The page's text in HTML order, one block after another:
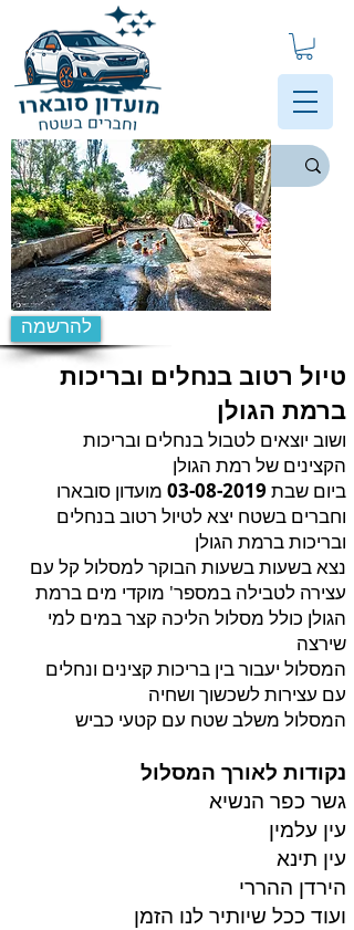
להרשמה
טיול רטוב בנחלים ובריכות
ברמת הגולן
ושוב יוצאים לטבול בנחלים ובריכות
הקצינים של רמת הגולן
ביום שבת 03-08-2019 מועדון סובארו
וחברים בשטח יצא לטיול רטוב בנחלים
ובריכות ברמת הגולן
נצא בשעות בשעות הבוקר למסלול קל עם
עצירה לטבילה במספר' מוקדי מים ברמת
הגולן כולל מסלול הליכה קצר במים למי
שירצה
המסלול יעבור בין בריכות קצינים ונחלים
עם עצירות לשכשוך ושחיה
המסלול משלב שטח עם קטעי כביש
נקודות לאורך המסלול
גשר כפר הנשיא
עין עלמין
עין תינא
הירדן ההררי
ועוד ככל שיותיר לנו הזמן